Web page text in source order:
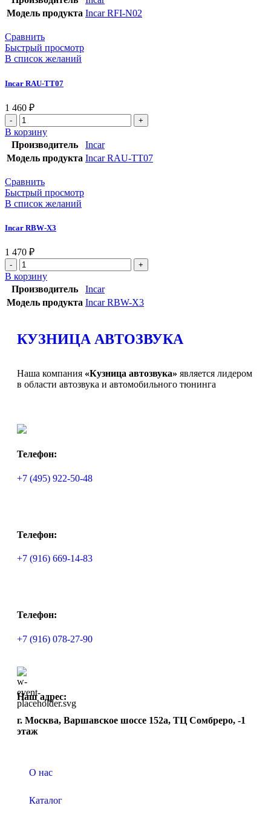
Модель продукта Incar RFI-N02
Сравнить
Быстрый просмотр
В список желаний
Incar RAU-TT07
1 460 ₽
В корзину
Производитель
Incar
Модель продукта Incar RAU-TT07
Сравнить
Быстрый просмотр
В список желаний
Incar RBW-X3
1 470 ₽
В корзину
Производитель
Incar
Модель продукта Incar RBW-X3
КУЗНИЦА АВТОЗВУКА
Наша компания «Кузница автозвука» является лидером
в области автозвука и автомобильного тюнинга
Телефон:
+7 (495) 922-50-48
Телефон:
+7 (916) 669-14-83
Телефон:
+7 (916) 078-27-90
Наш адрес:
г. Москва, Варшавское шоссе 152а, ТЦ Сомбреро, -1
этаж
О нас
Каталог